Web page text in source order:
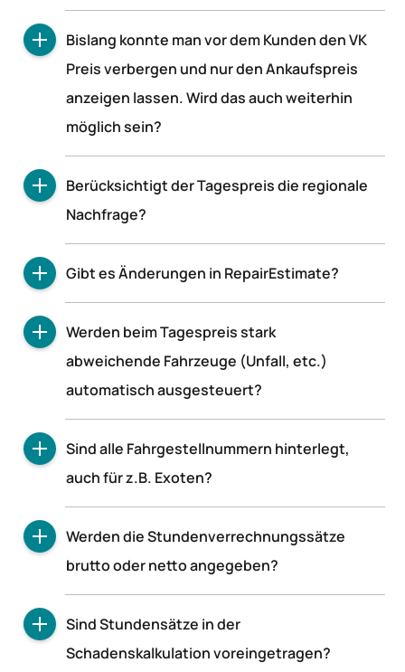
anzuwählen und gemeinsam hochzuladen, ist
dies nicht mehr notwendig. Auch von der
Bildgröße bringt eine ZIP-Datei keinerlei Vorteile
gegenüber JPG-Dateien.
Bislang konnte man vor dem Kunden den VK
Preis verbergen und nur den Ankaufspreis
anzeigen lassen. Wird das auch weiterhin
möglich sein?
sein.
Berücksichtigt der Tagespreis die regionale
Nachfrage?
eigenen Filiale regional korrigiert.
Gibt es Änderungen in RepairEstimate?
Applikation, die als solche lediglich in Schwacke
eingebunden wird.
Werden beim Tagespreis stark
abweichende Fahrzeuge (Unfall, etc.)
automatisch ausgesteuert?
Fahrzeuge automatisch ausgesteuert.
Sind alle Fahrgestellnummern hinterlegt,
auch für z.B. Exoten?
SchwackeNet und wird daher auch zukünftig
laufend angepasst und erweitert.
Werden die Stundenverrechnungssätze
brutto oder netto angegeben?
netto angegeben.
Sind Stundensätze in der
Schadenskalkulation voreingetragen?